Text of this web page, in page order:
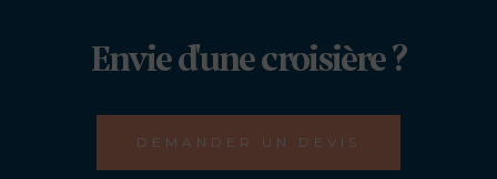
Envie d'une croisière ?
DEMANDER UN DEVIS